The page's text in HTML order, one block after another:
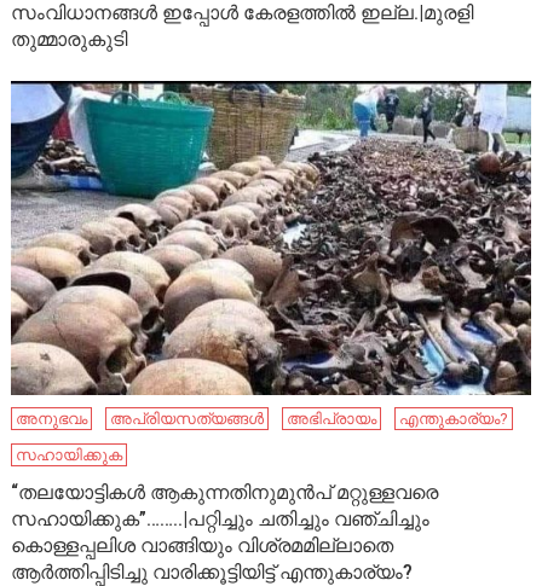
സംവിധാനങ്ങൾ ഇപ്പോൾ കേരളത്തിൽ ഇല്ല.|മുരളി
തുമ്മാരുകുടി
അനുഭവം അപ്രിയസത്യങ്ങൾ അഭിപ്രായം
എന്തുകാര്യം?
സഹായിക്കുക
“തലയോട്ടികൾ ആകുന്നതിനുമുൻപ്‌ മറ്റുള്ളവരെ
സഹായിക്കുക”……..|പറ്റിച്ചും ചതിച്ചും വഞ്ചിച്ചും
കൊള്ളപ്പലിശ വാങ്ങിയും വിശ്രമമില്ലാതെ
ആർത്തിപ്പിടിച്ചു വാരിക്കൂട്ടിയിട്ട് എന്തുകാര്യം?